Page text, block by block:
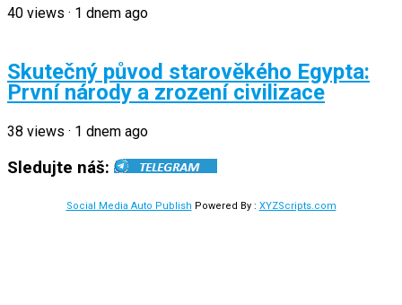
40 views · 1 dnem ago
Skutečný původ starověkého Egypta:
První národy a zrození civilizace
38 views · 1 dnem ago
Sledujte náš:
Social Media Auto Publish Powered By : XYZScripts.com